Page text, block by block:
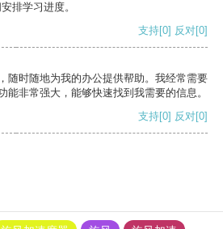
排学习进度。
支持[0] 反对[0]
随时随地为我的办公提供帮助。我经常需要
能非常强大，能够快速找到我需要的信息。
支持[0] 反对[0]